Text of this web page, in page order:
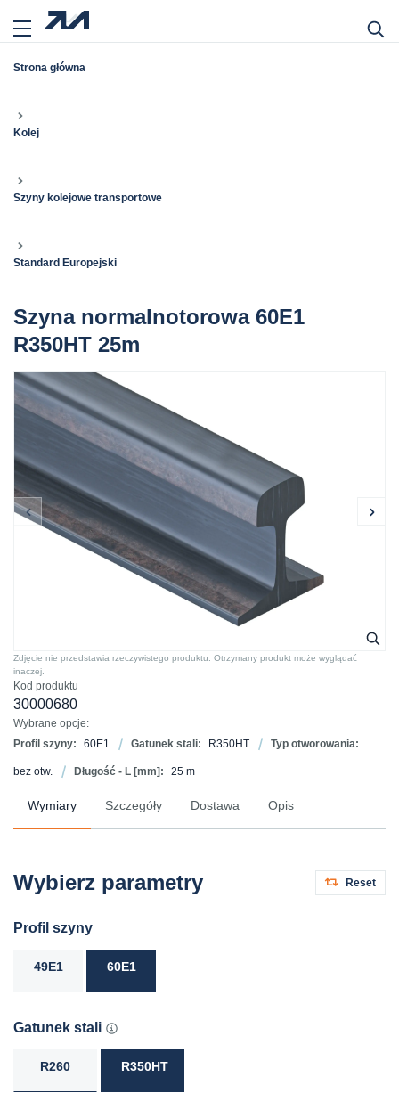
Strona główna
Kolej
Szyny kolejowe transportowe
Standard Europejski
Szyna normalnotorowa 60E1
R350HT 25m
Kod produktu
30000680
Wybrane opcje:
Profil szyny:
60E1 Gatunek stali: R350HT Typ otworowania:
bez otw. Długość - L [mm]: 25 m
Zdjęcie nie przedstawia rzeczywistego produktu. Otrzymany produkt może wyglądać
inaczej.
Wymiary Szczegóły Dostawa Opis
Wybierz parametry Reset
Profil szyny
49E1 60E1
Gatunek stali
R260 R350HT